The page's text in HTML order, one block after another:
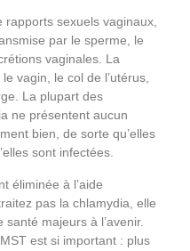
sexuels vaginaux,
par le sperme, le
vaginales. La
vagin, le col de l’utérus,
La plupart des
ne présentent aucun
bien, de sorte qu’elles
sont infectées.
éliminée à l’aide
pas la chlamydia, elle
majeurs à l’avenir.
est si important : plus